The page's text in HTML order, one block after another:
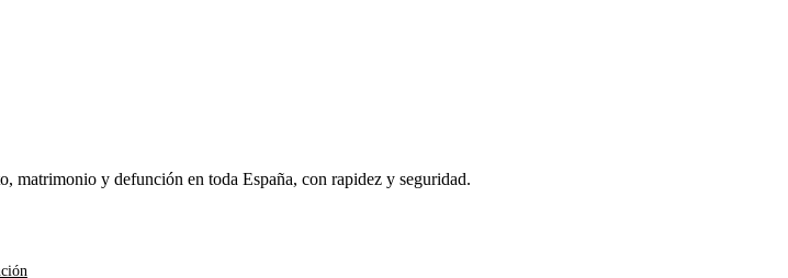
matrimonio y defunción en toda España, con rapidez y seguridad.